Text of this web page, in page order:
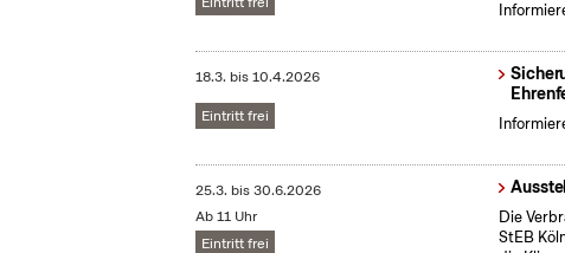
18.3. bis10.4.2026
Eintritt frei
25.3. bis30.6.2026
Ab 11 Uhr
Eintritt frei
Die
StEB